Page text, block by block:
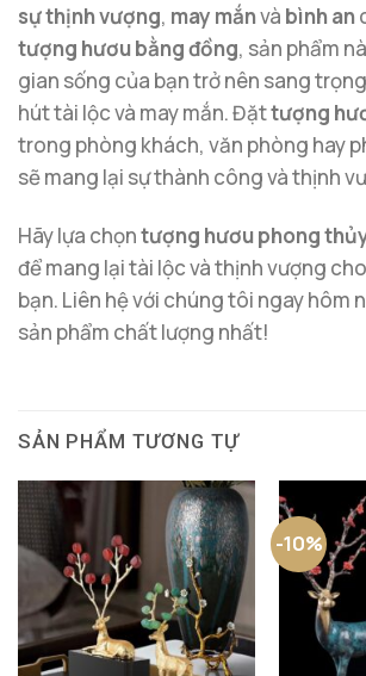
sự thịnh vượng, may mắnvà bình an
tượng hươu bằng đồng, sản phẩm
gian sống của bạn trở nên sang
hút tài lộc và may mắn. Đặttượng
trong phòng khách, văn phòng hay
sẽ mang lại sự thành công và thịnh
Hãy lựa chọntượng hươu phong
để mang lại tài lộc và thịnh vượng
bạn. Liên hệ với chúng tôi ngay hôm
sản phẩm chất lượng nhất!
SẢN PHẨM TƯƠNG TỰ
-10%